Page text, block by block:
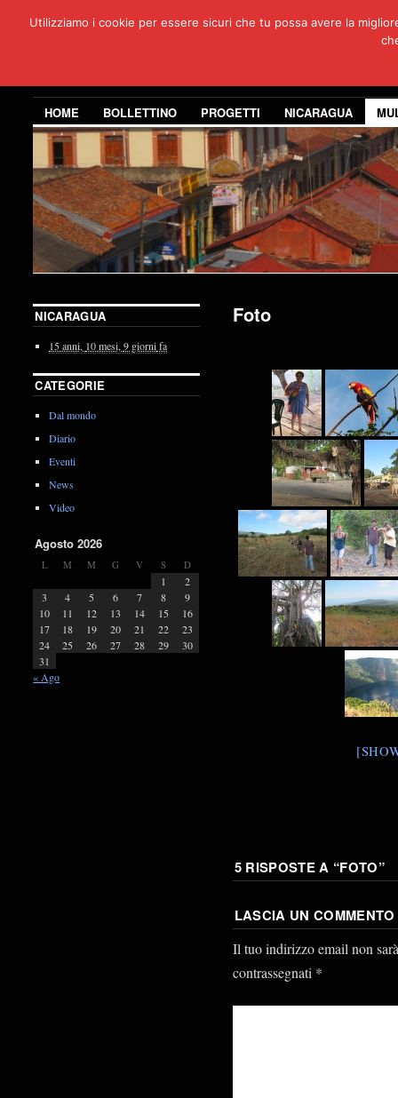
HOME BOLLETTINO PROGETTI NICARAGUA
Foto
5 RISPOSTE A “FOTO”
LASCIA UN COMMENTO
Il tuo indirizzo email non
contrassegnati *
NICARAGUA
15 anni, 10 mesi, 9 giornifa
CATEGORIE
Dal mondo
Diario
Eventi
News
Video
Agosto 2026
L M M G V S D
1
2
3
4 5 6 7 8
9
10
11 12 13 14 15
16
17
18 19 20 21 22
23
24
25 26 27 28 29
30
31
« Ago
Utilizziamo i cookie per essere sicuri che tu possa avere la